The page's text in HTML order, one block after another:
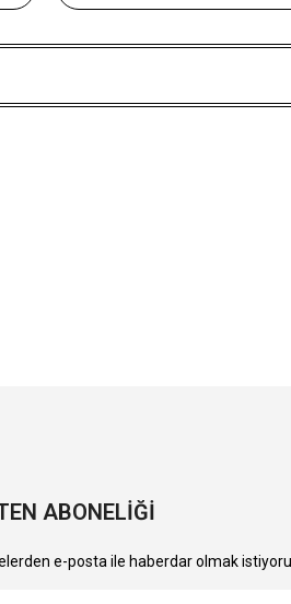
ABONELİĞİ
e-posta ile haberdar olmak